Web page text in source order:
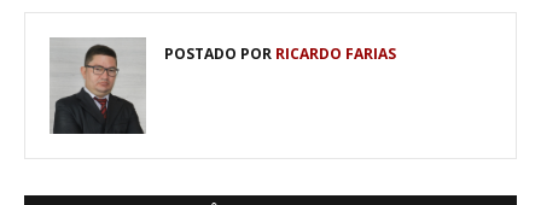
POSTADO POR RICARDO FARIAS